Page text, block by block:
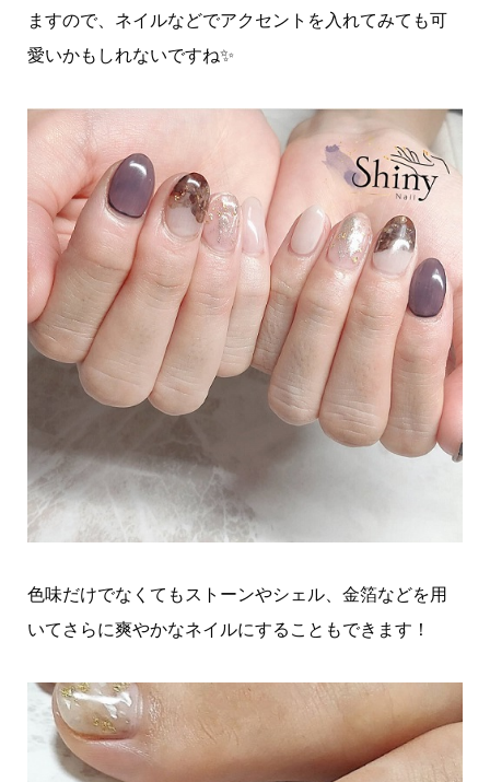
ますので、ネイルなどでアクセントを入れてみても可
愛いかもしれないですね✨
色味だけでなくてもストーンやシェル、金箔などを用
いてさらに爽やかなネイルにすることもできます！